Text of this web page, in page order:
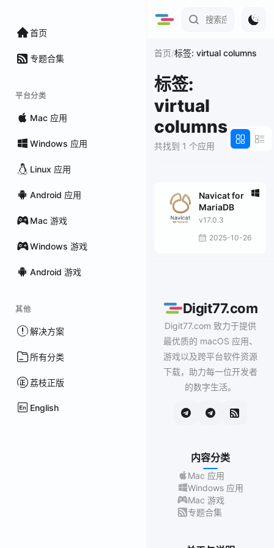
首页
专题合集
平台分类
Mac 应用
Windows 应用
Linux 应用
Android 应用
Mac 游戏
Windows 游戏
Android 游戏
其他
解决方案
所有分类
荔枝正版
English
首页/标签: virtual columns
标签:
virtual
columns
共找到 1 个应用
Navicat for
MariaDB
v17.0.3
2025-10-26
Digit77.com
Digit77.com 致力于提供
最优质的 macOS 应用、
游戏以及跨平台软件资源
下载，助力每一位开发者
的数字生活。
内容分类
Mac 应用
Windows 应用
Mac 游戏
专题合集